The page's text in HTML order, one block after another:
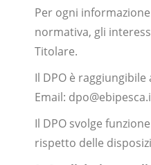
Per ogni
normativa, gli
Titolare.
Il DPO è
Email:
Il DPO svolge
rispetto delle